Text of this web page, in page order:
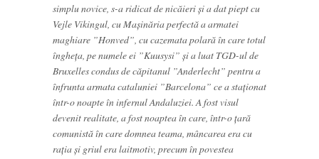
simplu novice, s-a ridicat de nicăieri și a dat piept cu
Vejle Vikingul, cu Mașinăria perfectă a armatei
maghiare ”Honved”, cu cazemata polară în care totul
îngheța, pe numele ei ”Kuusysi” și a luat TGD-ul de
Bruxelles condus de căpitanul ”Anderlecht” pentru a
înfrunta armata cataluniei ”Barcelona” ce a staționat
într-o noapte în infernul Andaluziei. A fost visul
devenit realitate, a fost noaptea în care, într-o țară
comunistă în care domnea teama, mâncarea era cu
rația și griul era laitmotiv, precum în povestea